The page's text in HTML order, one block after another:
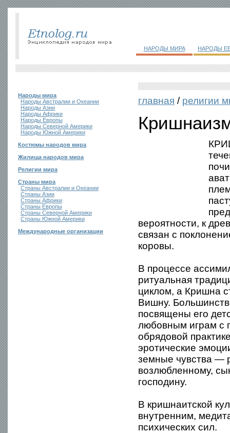
НАРОДЫ МИРА НАРОДЫ
Народы мира
Народы Австралии и Океании
Народы Азии
Народы Африки
Народы Европы
Народы Северной Америки
Народы Южной Америки
Костюмы народов мира
Жилища народов мира
Религии мира
Страны мира
Страны Австралии и Океании
Страны Азии
Страны Африки
Страны Европы
Страны Северной Америки
Страны Южной Америки
Международные организации
главная / религии
вероятности, к
связан с
коровы.
В процессе
ритуальная
циклом, а Кришна
Вишну.
посвящены его
любовным играм с
обрядовой
эротические
земные чувства —
возлюбленному,
господину.
В кришнаитской
внутренним,
психических сил.